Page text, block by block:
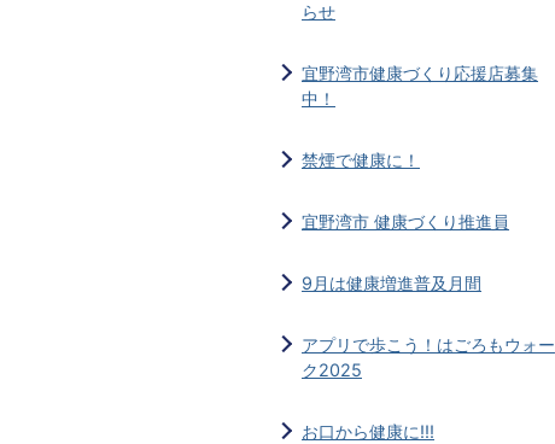
らせ
宜野湾市健康づくり応援店募集
中！
禁煙で健康に！
宜野湾市 健康づくり推進員
9月は健康増進普及月間
アプリで歩こう！はごろもウォー
ク2025
お口から健康に!!!